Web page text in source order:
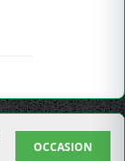
OCCASION